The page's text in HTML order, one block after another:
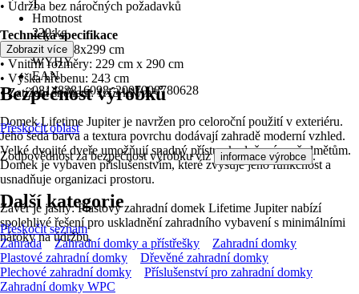
1
Hmotnost
220 kg
KČZ
WYHY
EAN
081483816098, 2007008780628
• Údržba bez náročných požadavků
Technická specifikace
• Rozměry: 238x299 cm
• Vnitřní rozměry: 229 cm x 290 cm
• Výška hřebenu: 243 cm
• Zatížení sněhem: 1.13 kN/m²
Domek Lifetime Jupiter je navržen pro celoroční použití v exteriéru.
Jeho šedá barva a textura povrchu dodávají zahradě moderní vzhled.
Velké dvojité dveře umožňují snadný přístup k uloženým předmětům.
Domek je vybaven příslušenstvím, které zvyšuje jeho funkčnost a
usnadňuje organizaci prostoru.
Závěr je jasný: Plastový zahradní domek Lifetime Jupiter nabízí
spolehlivé řešení pro uskladnění zahradního vybavení s minimálními
nároky na údržbu.
Zobrazit více
Bezpečnost výrobků
Přeskočit oblast
Zodpovědnost za bezpečnost výrobku viz informace výrobce .
Další kategorie
Přeskočit seznam
Zahrada
Zahradní domky a přístřešky
Zahradní domky
Plastové zahradní domky
Dřevěné zahradní domky
Plechové zahradní domky
Příslušenství pro zahradní domky
Zahradní domky WPC